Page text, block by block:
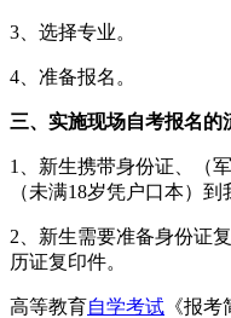
3、选择专业。
4、准备报名。
三、实施现场自考报名的
1、新生携带身份证、（
（未满18岁凭户口本）
2、新生需要准备身份证
历证复印件。
高等教育自学考试 《报